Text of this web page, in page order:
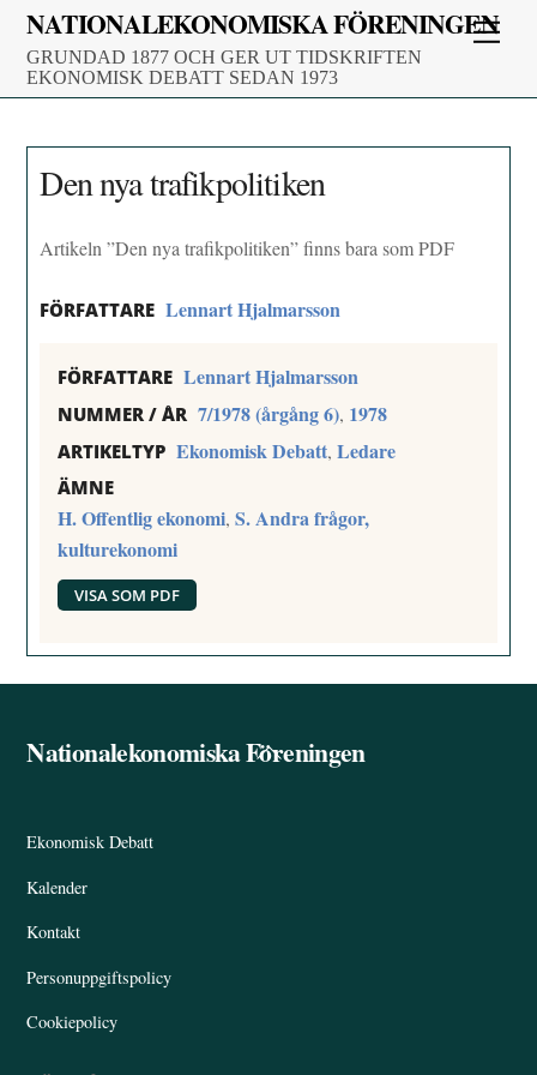
Skip
content
NATIONALEKONOMISKA FÖRENINGEN
GRUNDAD 1877 OCH GER UT TIDSKRIFTEN
EKONOMISK DEBATT SEDAN 1973
Den nya trafikpolitiken
Artikeln ”Den nya trafikpolitiken” finns bara som PDF
FÖRFATTARE Lennart Hjalmarsson
FÖRFATTARE Lennart Hjalmarsson
NUMMER / ÅR 7/1978 (årgång 6), 1978
ARTIKELTYP Ekonomisk Debatt,Ledare
ÄMNE
H. Offentlig ekonomi,S. Andra frågor,
kulturekonomi
VISA SOM PDF
Back
Nationalekonomiska Föreningen
Ekonomisk Debatt
Kalender
Kontakt
Personuppgiftspolicy
Cookiepolicy